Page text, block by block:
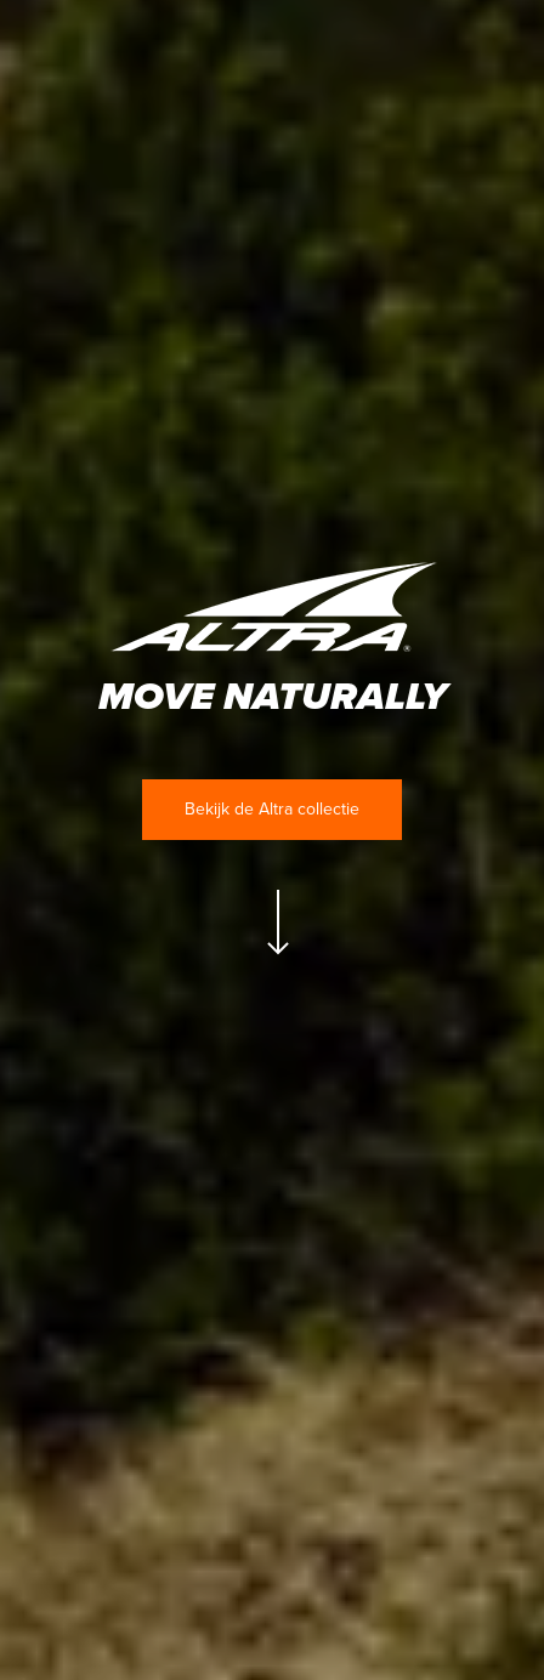
MOVE NATURALLY
Bekijk de Altra collectie